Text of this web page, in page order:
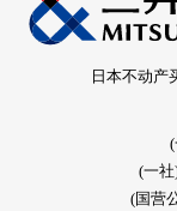
日本不动产
(一
(国营